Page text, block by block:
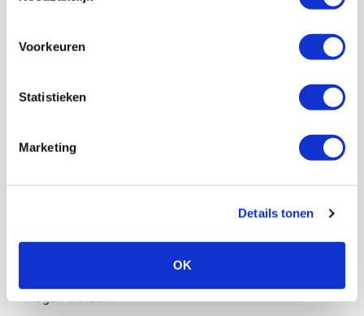
Voorkeuren
Statistieken
Marketing
Details tonen
OK
Tsja, wat dan? Nou, het gebrek aan zelfvertrouwen
spatte er gewoon vanaf. Dan wordt het pijnlijk. Promes
gaan en zijn alternatief deugde ook niet. Een pass
achter de man en dus was Tadic niet langer kansrijk,
je acties blijven maken. Als je dat niet meer durft, wordt
Promes, toch al niet de meest gepolijste voetballer. Is hij
zo'n speler die ten prooi valt aan de lege stadions, zien
mogen worden?